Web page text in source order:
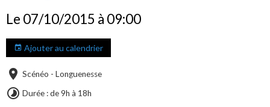
Le 07/10/2015 à 09:00
Ajouter au calendrier
Scénéo - Longuenesse
Durée : de 9h à 18h